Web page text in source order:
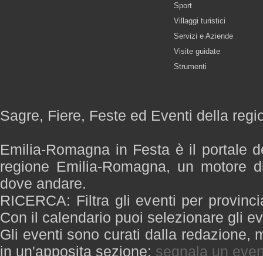
Sport
Villaggi turistici
Servizi e Aziende
Visite guidate
Strumenti
Sagre, Fiere, Feste ed Eventi della
Emilia-Romagna in Festa è il portale
regione Emilia-Romagna, un motore
dove andare.
RICERCA: Filtra gli eventi per
Con il calendario puoi selezionare gli
Gli eventi sono curati dalla redazione,
in un'apposita sezione: segnala un